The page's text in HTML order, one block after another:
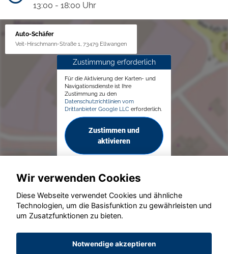
13:00 - 18:00 Uhr
Auto-Schäfer
Veit-Hirschmann-Straße 1, 73479 Ellwangen
Zustimmung erforderlich
Für die Aktivierung der Karten- und
Navigationsdienste ist Ihre
Zustimmung zu den
Datenschutzrichtlinien vom
Drittanbieter Google LLC erforderlich.
Zustimmen und
aktivieren
© konjunkturmotor.de GmbH 2020 - 2026
Wir verwenden Cookies
Diese Webseite verwendet Cookies und ähnliche
Technologien, um die Basisfunktion zu gewährleisten und
um Zusatzfunktionen zu bieten.
Notwendige akzeptieren